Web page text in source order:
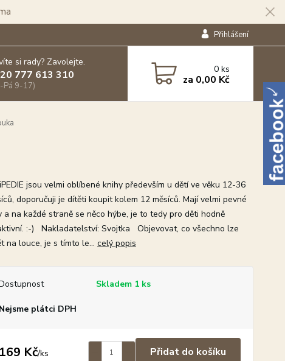
Přihlášení
si rady? Zavolejte.
777 613 310
Pá 9-17)
0ks
za 0,00 Kč
jsou velmi oblíbené knihy především u dětí ve věku 12-36
doporučuji je dítěti koupit kolem 12 měsíců. Mají velmi pevné
a na každé straně se něco hýbe, je to tedy pro děti hodně
:-) Nakladatelství: Svojtka Objevovat, co všechno lze
na louce, je s tímto le... celý popis
Skladem 1 ks
Nejsme plátci DPH
169 Kč/ks Přidat do košíku